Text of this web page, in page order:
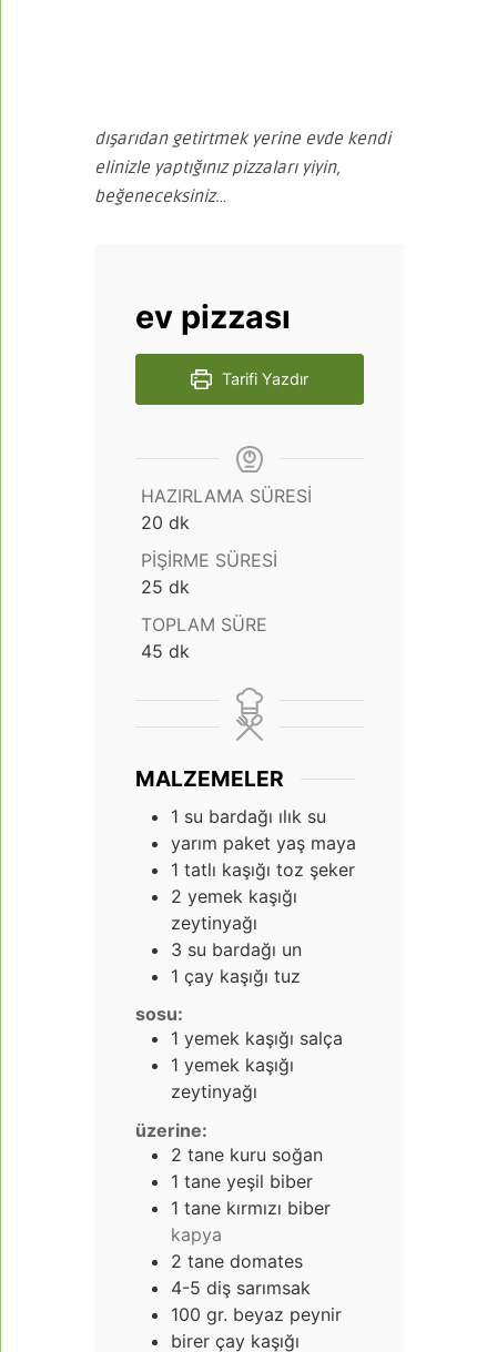
dışarıdan getirtmek yerine evde kendi
elinizle yaptığınız pizzaları yiyin,
beğeneceksiniz...
ev pizzası
Tarifi Yazdır
HAZIRLAMA SÜRESI
20 dakika
dk
PIŞIRME SÜRESI
25 dakika
dk
TOPLAM SÜRE
45 dakika
dk
MALZEMELER
1 su bardağı ılık su
yarım paket yaş maya
1 tatlı kaşığı toz şeker
2 yemek kaşığı
zeytinyağı
3 su bardağı un
1 çay kaşığı tuz
sosu:
1 yemek kaşığı salça
1 yemek kaşığı
zeytinyağı
üzerine:
2 tane kuru soğan
1 tane yeşil biber
1 tane kırmızı biber
kapya
2 tane domates
4-5 diş sarımsak
100 gr. beyaz peynir
birer çay kaşığı